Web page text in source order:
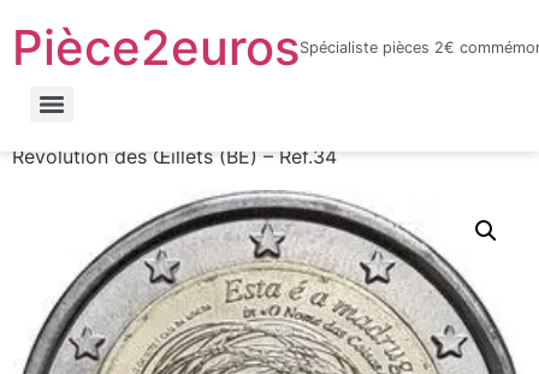
LnyacO_HdHZmhxKtnaFXQuhcbF-jYnbRWJOFBf_6sYY
Pièce2eurosSpécialiste pièces 2€
Révolution des Œillets (BE) – Réf.34